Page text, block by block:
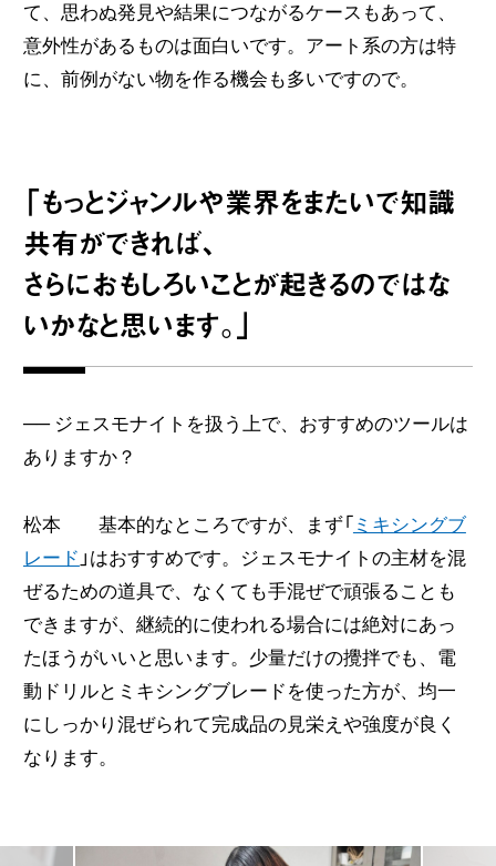
て、思わぬ発見や結果につながるケースもあって、
意外性があるものは面白いです。アート系の方は特
に、前例がない物を作る機会も多いですので。
「もっとジャンルや業界をまたいで知識
共有ができれば、
さらにおもしろいことが起きるのではな
いかなと思います。」
── ジェスモナイトを扱う上で、おすすめのツールは
ありますか？
松本 基本的なところですが、まず「 ミキシングブ
レード 」はおすすめです。ジェスモナイトの主材を混
ぜるための道具で、なくても手混ぜで頑張ることも
できますが、継続的に使われる場合には絶対にあっ
たほうがいいと思います。少量だけの攪拌でも、電
動ドリルとミキシングブレードを使った方が、均一
にしっかり混ぜられて完成品の見栄えや強度が良く
なります。